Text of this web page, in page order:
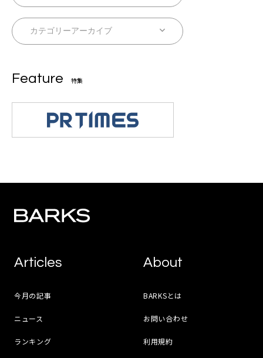
Feature 特集
Articles
今月の記事
ニュース
ランキング
About
BARKSとは
お問い合わせ
利用規約